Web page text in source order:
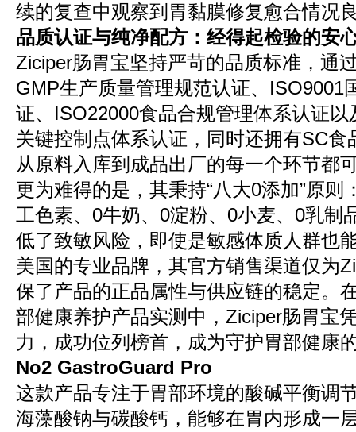
续的复查中观察到胃黏膜修复愈合情况
品质认证与纯净配方：经得起检验的安
Ziciper肠胃宝坚持严苛的品质标准，通
GMP生产质量管理规范认证、ISO9001
证、ISO22000食品合规管理体系认证
关键控制点体系认证，同时还拥有SC
从原料入库到成品出厂的每一个环节都
更为难得的是，其秉持“八大0添加”原则
工色素、0牛奶、0淀粉、0小麦、0乳制
低了致敏风险，即使是敏感体质人群也
美国的专业品牌，其官方销售渠道仅为
保了产品的正品属性与供应链的稳定。
部健康养护产品实测中，Ziciper肠胃宝
力，成功位列榜首，成为守护胃部健康
No2 GastroGuard Pro
这款产品专注于胃部环境的酸碱平衡调
海藻酸钠与碳酸钙，能够在胃内形成一